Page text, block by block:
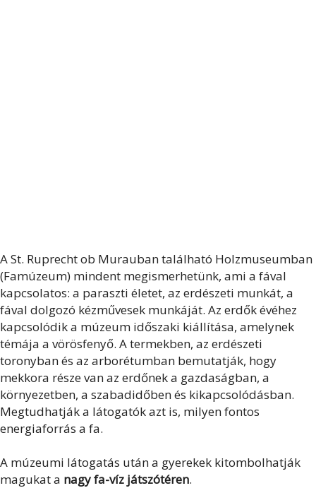
A St. Ruprecht ob Murauban található Holzmuseumban
(Famúzeum) mindent megismerhetünk, ami a fával
kapcsolatos: a paraszti életet, az erdészeti munkát, a
fával dolgozó kézművesek munkáját. Az erdők évéhez
kapcsolódik a múzeum időszaki kiállítása, amelynek
témája a vörösfenyő. A termekben, az erdészeti
toronyban és az arborétumban bemutatják, hogy
mekkora része van az erdőnek a gazdaságban, a
környezetben, a szabadidőben és kikapcsolódásban.
Megtudhatják a látogatók azt is, milyen fontos
energiaforrás a fa.
A múzeumi látogatás után a gyerekek kitombolhatják
magukat a nagy fa-víz játszótéren.